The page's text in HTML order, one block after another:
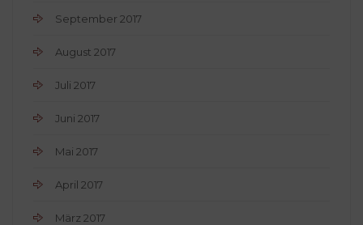
September 2017
August 2017
Juli 2017
Juni 2017
Mai 2017
April 2017
März 2017